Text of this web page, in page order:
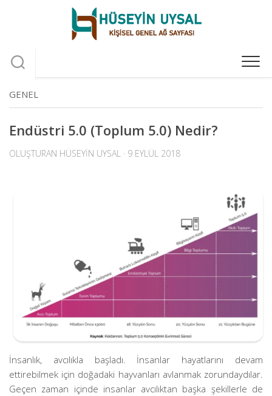
GENEL
Endüstri 5.0 (Toplum 5.0) Nedir?
OLUŞTURAN HÜSEYIN UYSAL · 9 EYLÜL 2018
İnsanlık, avcılıkla başladı. İnsanlar hayatlarını devam
ettirebilmek için doğadaki hayvanları avlanmak zorundaydılar.
Geçen zaman içinde insanlar avcılıktan başka şekillerle de